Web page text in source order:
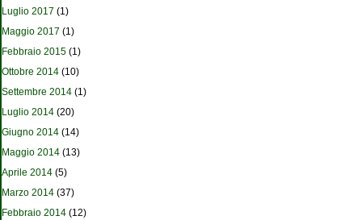
Luglio 2017 (1)
Maggio 2017 (1)
Febbraio 2015 (1)
Ottobre 2014 (10)
Settembre 2014 (1)
Luglio 2014 (20)
Giugno 2014 (14)
Maggio 2014 (13)
Aprile 2014 (5)
Marzo 2014 (37)
Febbraio 2014 (12)